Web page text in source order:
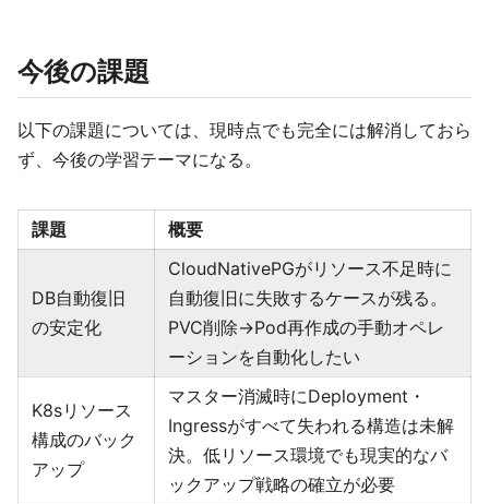
今後の課題
以下の課題については、現時点でも完全には解消しておら
ず、今後の学習テーマになる。
課題 概要
DB自動復旧
の安定化
CloudNativePGがリソース不足時に
自動復旧に失敗するケースが残る。
PVC削除→Pod再作成の手動オペレ
ーションを自動化したい
K8sリソース
構成のバック
アップ
マスター消滅時にDeployment・
Ingressがすべて失われる構造は未解
決。低リソース環境でも現実的なバ
ックアップ戦略の確立が必要